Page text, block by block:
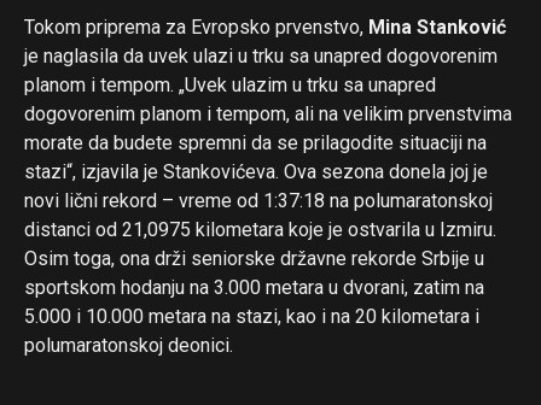
Tokom priprema za Evropsko prvenstvo, Mina Stanković
je naglasila da uvek ulazi u trku sa unapred dogovorenim
planom i tempom. „Uvek ulazim u trku sa unapred
dogovorenim planom i tempom, ali na velikim prvenstvima
morate da budete spremni da se prilagodite situaciji na
stazi“, izjavila je Stankovićeva. Ova sezona donela joj je
novi lični rekord – vreme od 1:37:18 na polumaratonskoj
distanci od 21,0975 kilometara koje je ostvarila u Izmiru.
Osim toga, ona drži seniorske državne rekorde Srbije u
sportskom hodanju na 3.000 metara u dvorani, zatim na
5.000 i 10.000 metara na stazi, kao i na 20 kilometara i
polumaratonskoj deonici.